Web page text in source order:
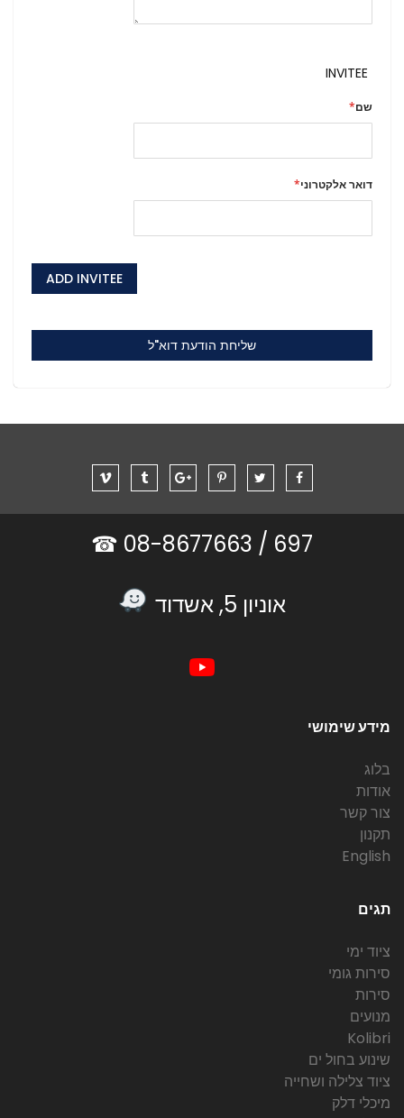
INVITEE
שם
דואר אלקטרוני
ADD INVITEE
שליחת הודעת דוא"ל
697 /
אוניון 5, אשדוד
מידע שימושי
בלוג
אודות
צור קשר
תקנון
English
תגים
ציוד ימי
סירות גומי
סירות
מנועים
Kolibri
שינוע בחול ים
ציוד צלילה ושחייה
מיכלי דלק